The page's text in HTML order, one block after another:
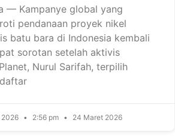
— Kampanye global yang
pendanaan proyek nikel
batu bara di Indonesia kembali
sorotan setelah aktivis
Nurul Sarifah, terpilih
2026 2:56 pm 24 Maret 2026